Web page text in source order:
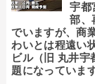
宇都
部、
でいますが、商
わいとは程遠い
ビル（旧 丸井宇
題になっていま